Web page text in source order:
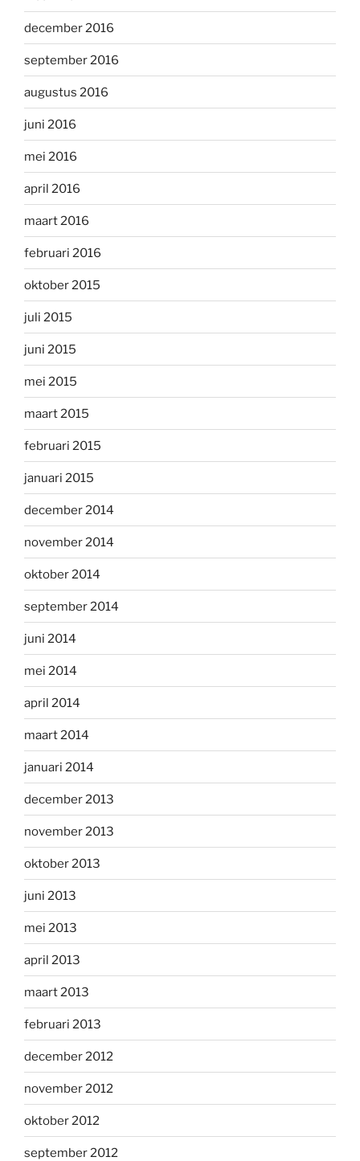
december 2016
september 2016
augustus 2016
juni 2016
mei 2016
april 2016
maart 2016
februari 2016
oktober 2015
juli 2015
juni 2015
mei 2015
maart 2015
februari 2015
januari 2015
december 2014
november 2014
oktober 2014
september 2014
juni 2014
mei 2014
april 2014
maart 2014
januari 2014
december 2013
november 2013
oktober 2013
juni 2013
mei 2013
april 2013
maart 2013
februari 2013
december 2012
november 2012
oktober 2012
september 2012